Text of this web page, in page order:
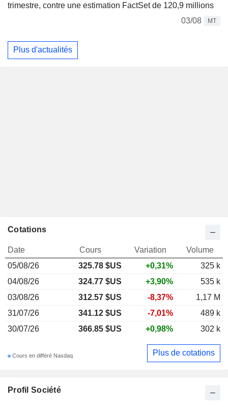
trimestre, contre une estimation FactSet de 120,9 millions
03/08
MT
Plus d'actualités
Profil Société
Cotations
Date Cours Variation
Volume
05/08/26
325.78 $US +0,31%
325 k
04/08/26
324.77 $US +3,90%
535 k
03/08/26
312.57 $US -8,37%
1,17 M
31/07/26
341.12 $US -7,01%
489 k
30/07/26
366.85 $US +0,98% 302 k
Cours en différé Nasdaq Plus de cotations